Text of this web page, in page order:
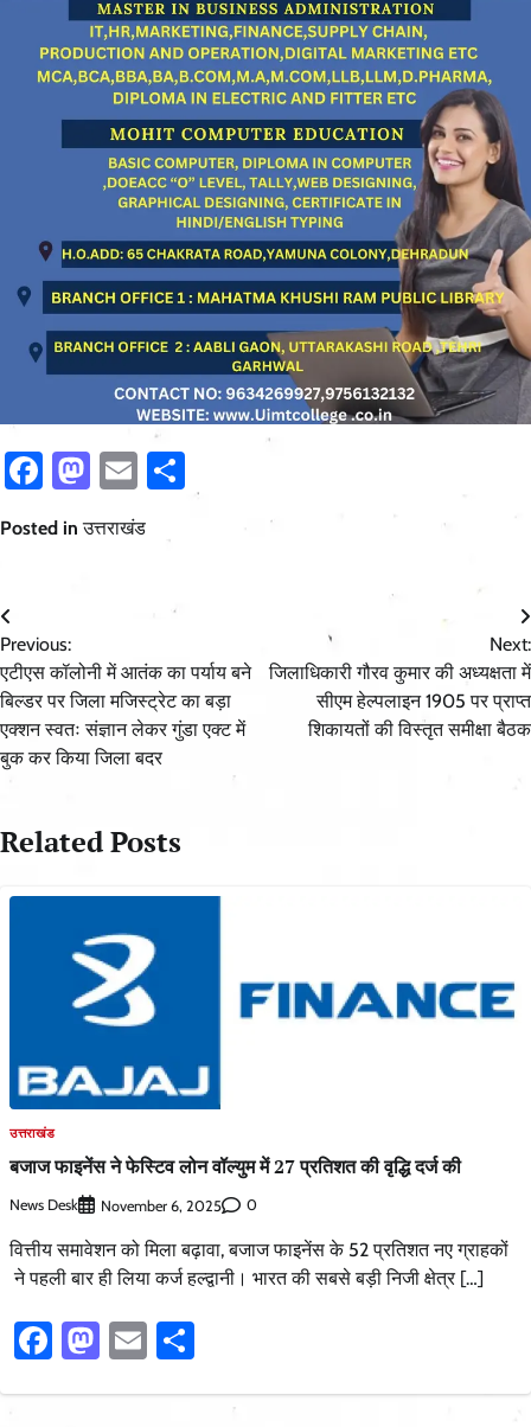
Facebook
Mastodon
Email
Posted inउत्तराखंड
Post
navigation
Previous:
एटीएस कॉलोनी में आतंक का पर्याय बने
बिल्डर पर जिला मजिस्ट्रेट का बड़ा
एक्शन स्वतः संज्ञान लेकर गुंडा एक्ट में
बुक कर किया जिला बदर
Next:
जिलाधिकारी गौरव कुमार की अध्यक्षता में
सीएम हेल्पलाइन 1905 पर प्राप्त
शिकायतों की विस्तृत समीक्षा बैठक
Related Posts
उत्तराखंड
बजाज फाइनेंस ने फेस्टिव लोन वॉल्युम में 27 प्रतिशत की वृद्धि दर्ज की
News Desk November 6, 2025 0
वित्तीय समावेशन को मिला बढ़ावा, बजाज फाइनेंस के 52 प्रतिशत नए ग्राहकों
ने पहली बार ही लिया कर्ज हल्द्वानी। भारत की सबसे बड़ी निजी क्षेत्र […]
Facebook
Mastodon
Email